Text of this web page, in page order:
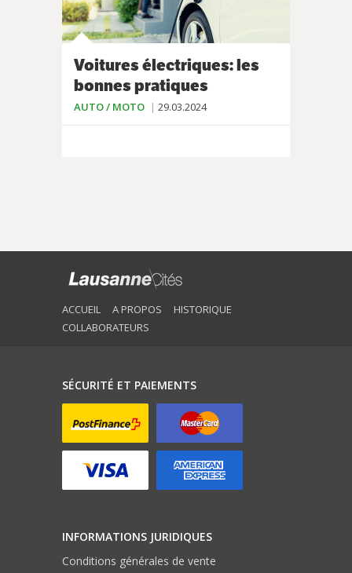
Voitures électriques: les
bonnes pratiques
AUTO / MOTO 29.03.2024
ACCUEIL A PROPOS
HISTORIQUE
COLLABORATEURS
SÉCURITÉ ET PAIEMENTS
INFORMATIONS JURIDIQUES
Conditions générales de vente